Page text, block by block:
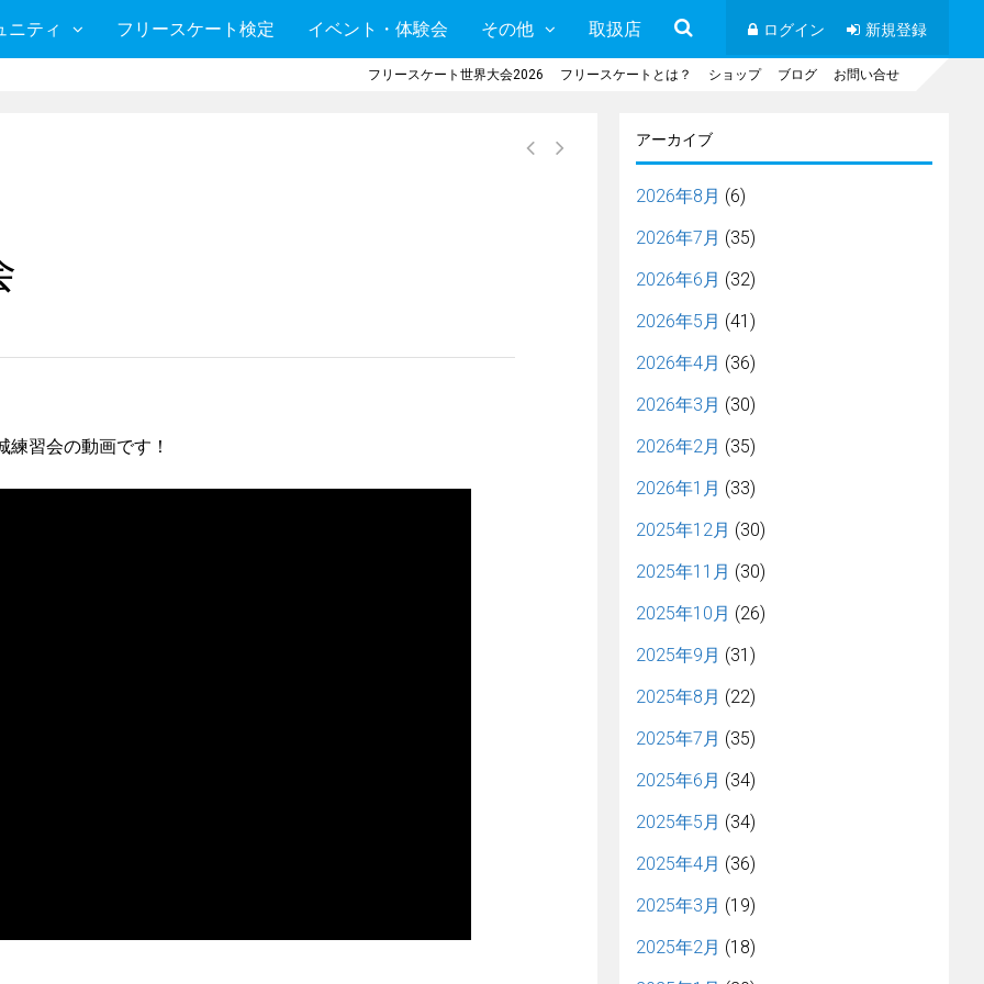
ニティ フリースケート検定 イベント・体験会 その他 取扱店 ログイン 新規登録
フリースケート世界大会2026 フリースケートとは？ ショップ ブログ お問い合せ
習会の動画です！
アーカイブ
2026年8月 (6)
2026年7月 (35)
2026年6月 (32)
2026年5月 (41)
2026年4月 (36)
2026年3月 (30)
2026年2月 (35)
2026年1月 (33)
2025年12月 (30)
2025年11月 (30)
2025年10月 (26)
2025年9月 (31)
2025年8月 (22)
2025年7月 (35)
2025年6月 (34)
2025年5月 (34)
2025年4月 (36)
2025年3月 (19)
2025年2月 (18)